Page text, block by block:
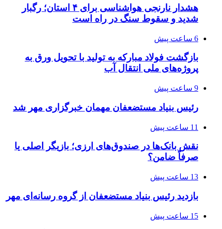
هشدار نارنجی هواشناسی برای ۴ استان؛ رگبار
شدید و سقوط سنگ در راه است
6 ساعت پیش
بازگشت فولاد مبارکه به تولید با تحویل ورق به
پروژه‌های ملی انتقال آب
9 ساعت پیش
رئیس بنیاد مستضعفان مهمان خبرگزاری مهر شد
11 ساعت پیش
نقش بانک‌ها در صندوق‌های ارزی؛ بازیگر اصلی یا
صرفاً ضامن؟
13 ساعت پیش
بازدید رئیس بنیاد مستضعفان از گروه رسانه‌ای مهر
15 ساعت پیش